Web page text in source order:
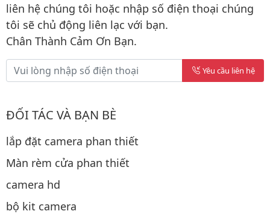
liên hệ chúng tôi hoặc nhập số điện thoại chúng
tôi sẽ chủ động liên lạc với bạn.
Chân Thành Cảm Ơn Bạn.
Yêu cầu liên hệ
ĐỐI TÁC VÀ BẠN BÈ
lắp đặt camera phan thiết
Màn rèm cửa phan thiết
camera hd
bộ kit camera